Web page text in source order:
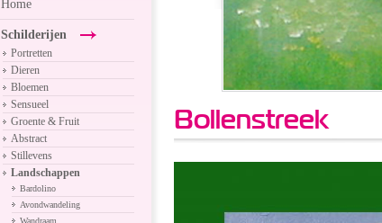
Home
Schilderijen
Portretten
Dieren
Bloemen
Sensueel
Groente & Fruit
Abstract
Stillevens
Landschappen
Bardolino
Avondwandeling
Wandraam
Bollenstreek